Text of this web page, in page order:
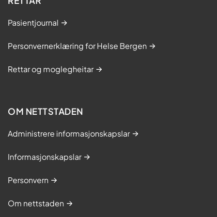
Pasientjournal
Personvernerklæring for Helse Bergen
Rettar og moglegheitar
OM NETTSTADEN
Administrere informasjonskapslar
Informasjonskapslar
Personvern
Om nettstaden